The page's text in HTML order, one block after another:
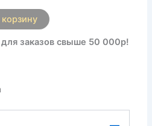
для заказов свыше 50 000р!